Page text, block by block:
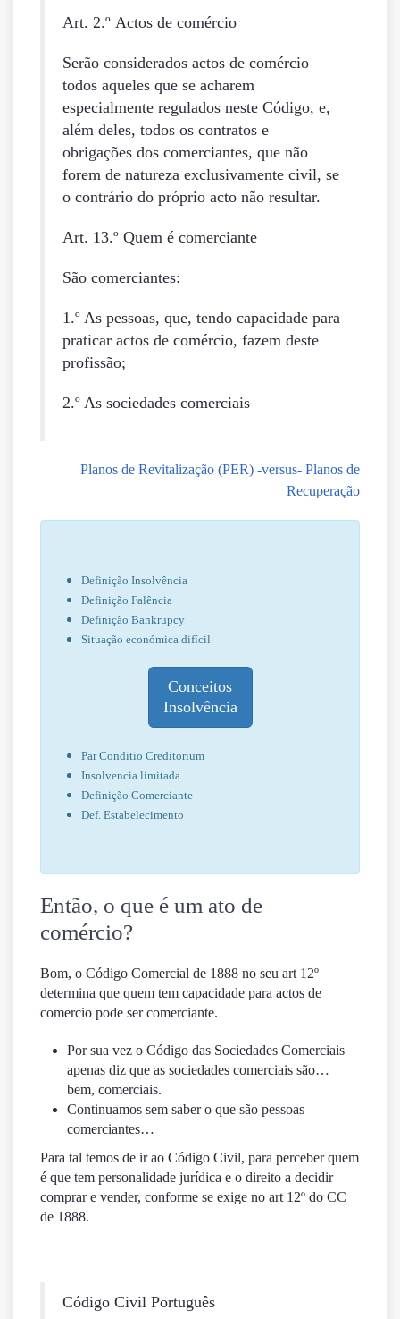
Art. 2.º Actos de comércio
Serão considerados actos de comércio
todos aqueles que se acharem
especialmente regulados neste Código, e,
além deles, todos os contratos e
obrigações dos comerciantes, que não
forem de natureza exclusivamente civil, se
o contrário do próprio acto não resultar.
Art. 13.º Quem é comerciante
São comerciantes:
1.º As pessoas, que, tendo capacidade para
praticar actos de comércio, fazem deste
profissão;
2.º As sociedades comerciais
Planos de Revitalização (PER) -versus- Planos de
Recuperação
Definição Insolvência
Definição Falência
Definição Bankrupcy
Situação económica difícil
Conceitos
Insolvência
Par Conditio Creditorium
Insolvencia limitada
Definição Comerciante
Def. Estabelecimento
Então, o que é um ato de
comércio?
Bom, o Código Comercial de 1888 no seu art 12º
determina que quem tem capacidade para actos de
comercio pode ser comerciante.
Por sua vez o Código das Sociedades Comerciais
apenas diz que as sociedades comerciais são…
bem, comerciais.
Continuamos sem saber o que são pessoas
comerciantes…
Para tal temos de ir ao Código Civil, para perceber quem
é que tem personalidade jurídica e o direito a decidir
comprar e vender, conforme se exige no art 12º do CC
de 1888.
Código Civil Português